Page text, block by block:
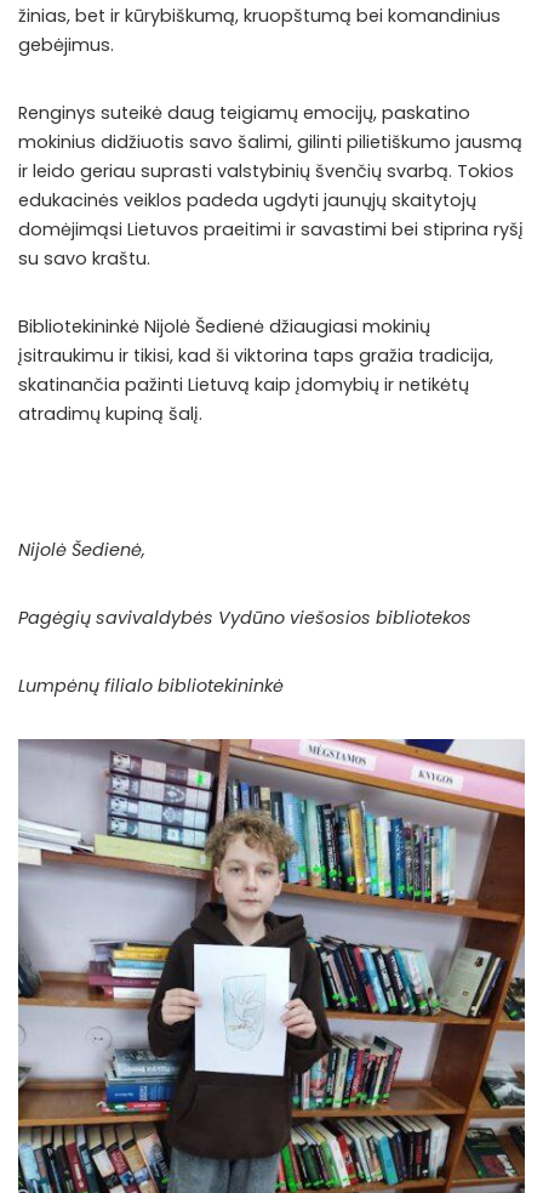
žinias, bet ir kūrybiškumą, kruopštumą bei komandinius
gebėjimus.
Renginys suteikė daug teigiamų emocijų, paskatino
mokinius didžiuotis savo šalimi, gilinti pilietiškumo jausmą
ir leido geriau suprasti valstybinių švenčių svarbą. Tokios
edukacinės veiklos padeda ugdyti jaunųjų skaitytojų
domėjimąsi Lietuvos praeitimi ir savastimi bei stiprina ryšį
su savo kraštu.
Bibliotekininkė Nijolė Šedienė džiaugiasi mokinių
įsitraukimu ir tikisi, kad ši viktorina taps gražia tradicija,
skatinančia pažinti Lietuvą kaip įdomybių ir netikėtų
atradimų kupiną šalį.
Nijolė Šedienė,
Pagėgių savivaldybės Vydūno viešosios bibliotekos
Lumpėnų filialo bibliotekininkė